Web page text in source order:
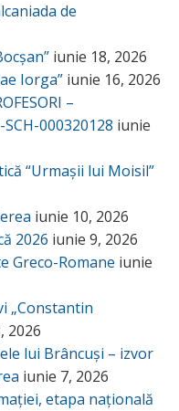
de
iunie 18, 2026
Iorga” iunie 16, 2026
–
000320128 iunie
“Urmașii lui Moisil”
iunie 10, 2026
2026 iunie 9, 2026
Greco-Romane iunie
„Constantin
2026
lui Brâncuși – izvor
iunie 7, 2026
etapa națională